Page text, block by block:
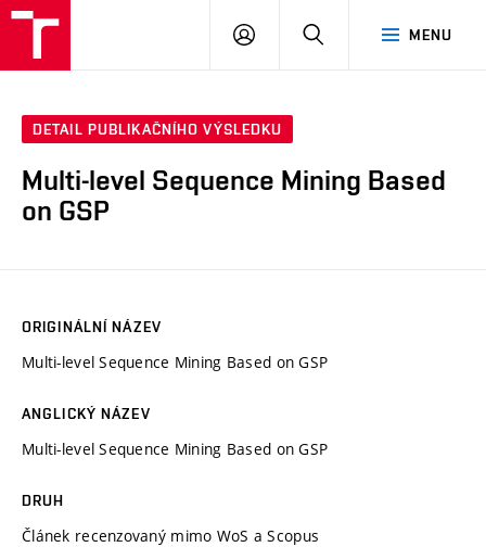
MENU
PŘIHLÁSIT
DETAIL PUBLIKAČNÍHO VÝSLEDKU
Multi-level Sequence Mining Based
on GSP
ORIGINÁLNÍ NÁZEV
Multi-level Sequence Mining Based on GSP
ANGLICKÝ NÁZEV
Multi-level Sequence Mining Based on GSP
DRUH
Článek recenzovaný mimo WoS a Scopus